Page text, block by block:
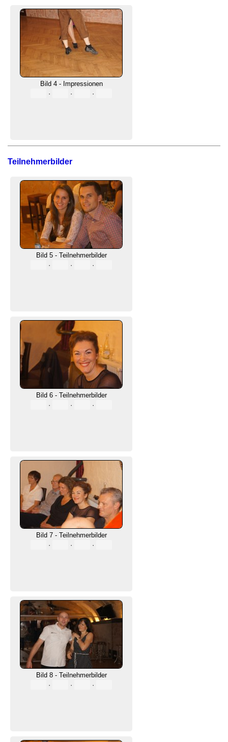
Bild 4 - Impressionen
·
· ·
Teilnehmerbilder
Bild 5 - Teilnehmerbilder
·
· ·
Bild 6 - Teilnehmerbilder
·
· ·
Bild 7 - Teilnehmerbilder
·
· ·
Bild 8 - Teilnehmerbilder
·
· ·